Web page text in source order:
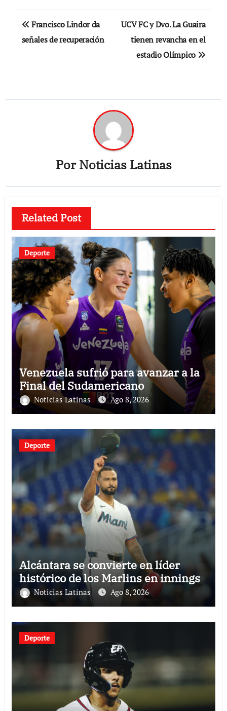
Navegación
de
Francisco Lindor da
señales de recuperación
UCV FC y Dvo. La Guaira
tienen revancha en el
estadio Olímpico
PorNoticias Latinas
Related Post
Deporte
Venezuela sufrió para avanzar a la
Final del Sudamericano
Noticias Latinas Ago 8, 2026
Deporte
Alcántara se convierte en líder
histórico de los Marlins en innings
Noticias Latinas Ago 8, 2026
Deporte